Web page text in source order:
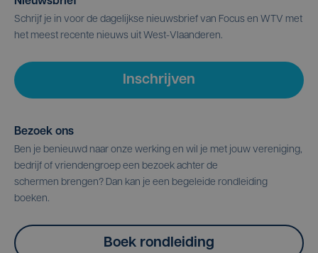
Schrijf je in voor de dagelijkse nieuwsbrief van Focus en WTV met
het meest recente nieuws uit West-Vlaanderen.
Inschrijven
Bezoek ons
Ben je benieuwd naar onze werking en wil je met jouw vereniging,
bedrijf of vriendengroep een bezoek achter de
schermen brengen? Dan kan je een begeleide rondleiding
boeken.
Boek rondleiding